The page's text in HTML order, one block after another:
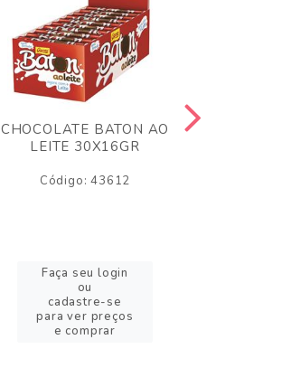
CHOCOLATE BATON AO
LEITE 30X16GR
Código: 43612
Faça seu login
ou
cadastre-se
para ver preços
e comprar